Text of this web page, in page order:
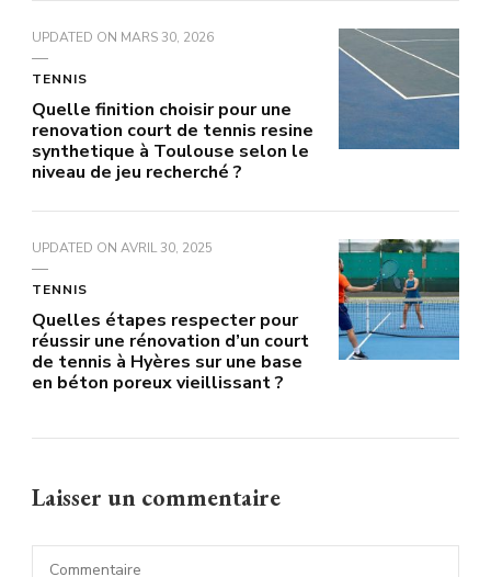
UPDATED ON MARS 30, 2026
TENNIS
Quelle finition choisir pour une
renovation court de tennis resine
synthetique à Toulouse selon le
niveau de jeu recherché ?
UPDATED ON AVRIL 30, 2025
TENNIS
Quelles étapes respecter pour
réussir une rénovation d’un court
de tennis à Hyères sur une base
en béton poreux vieillissant ?
Laisser un commentaire